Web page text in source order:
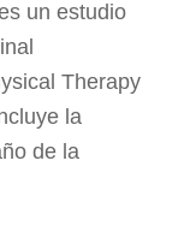
un estudio
Therapy
la
de la